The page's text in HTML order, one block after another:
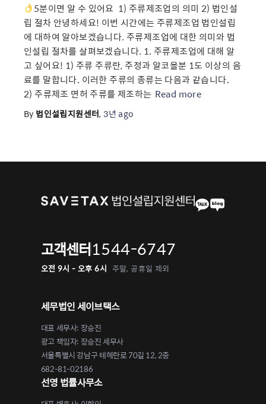
5분이면 알 수 있어요 ​ 1) 주류제조업의 의미 2) 법인설
립 절차 안녕하세요! 이번 시간에는 주류제조업 법인설립
에 대하여 알아보겠습니다. 주류제조업에 대한 의미와 법
인설립 절차를 살펴보겠습니다. 1. 주류제조업에 대해 알
고 싶어요! 1) 주류 주류란, 주정과 알코올분 1도 이상의 음
료를 말합니다. 이러한 주류의 종류는 다음과 같습니다. ​ ​
2) 주류제조 면허 주류를 제조하는 Read more
By 법인설립지원센터,3년 ago
고객센터1544-6747
오전 9시 - 오후 6시 주말, 공휴일 제외
세무법인 세이브택스
대표 세무사: 장승진
광고 책임자: 장승진 세무사
서울특별시 강남구 테헤란로 70길 12, 2층
682-81-02186
선영 법률사무소